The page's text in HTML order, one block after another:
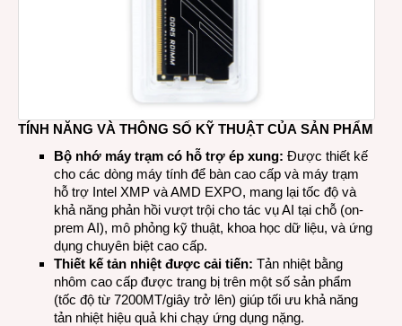
TÍNH NĂNG VÀ THÔNG SỐ KỸ THUẬT CỦA SẢN PHẨM
Bộ nhớ máy trạm có hỗ trợ ép xung: Được thiết kế
cho các dòng máy tính để bàn cao cấp và máy trạm
hỗ trợ Intel XMP và AMD EXPO, mang lại tốc độ và
khả năng phản hồi vượt trội cho tác vụ AI tại chỗ (on-
prem AI), mô phỏng kỹ thuật, khoa học dữ liệu, và ứng
dụng chuyên biệt cao cấp.
Thiết kế tản nhiệt được cải tiến: Tản nhiệt bằng
nhôm cao cấp được trang bị trên một số sản phẩm
(tốc độ từ 7200MT/giây trở lên) giúp tối ưu khả năng
tản nhiệt hiệu quả khi chạy ứng dụng nặng.